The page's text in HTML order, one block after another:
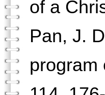
of a
Pan, J.
program